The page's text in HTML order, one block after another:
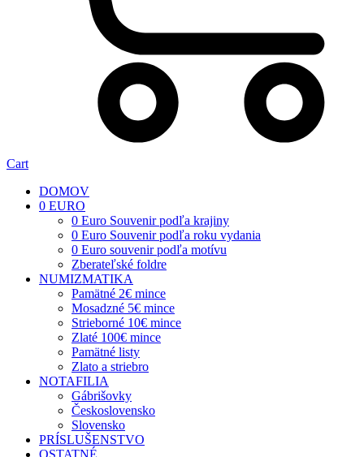
Cart
DOMOV
0 EURO
0 Euro Souvenir podľa krajiny
0 Euro Souvenir podľa roku vydania
0 Euro souvenir podľa motívu
Zberateľské foldre
NUMIZMATIKA
Pamätné 2€ mince
Mosadzné 5€ mince
Strieborné 10€ mince
Zlaté 100€ mince
Pamätné listy
Zlato a striebro
NOTAFILIA
Gábrišovky
Československo
Slovensko
PRÍSLUŠENSTVO
OSTATNÉ